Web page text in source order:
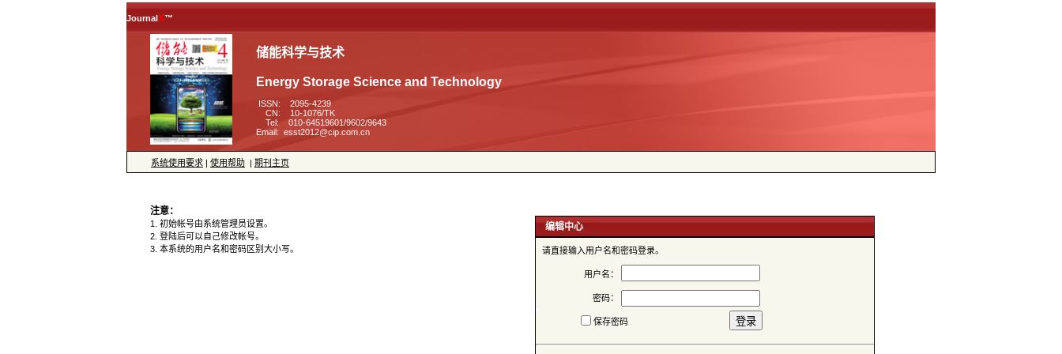
™
ISSN: 2095-4239
CN: 10-1076/TK
Tel: 010-64519601/9602/9643
| |
3. 本系统的用户名和密码区别大小写。 请直接输入用户名和密码登录。
用户名：
密码：
保存密码